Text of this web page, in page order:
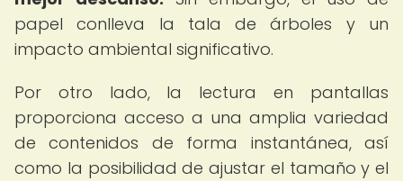
papel conlleva la tala de árboles y un
impacto ambiental significativo.
Por otro lado, la lectura en pantallas
proporciona acceso a una amplia variedad
de contenidos de forma instantánea, así
como la posibilidad de ajustar el tamaño y el